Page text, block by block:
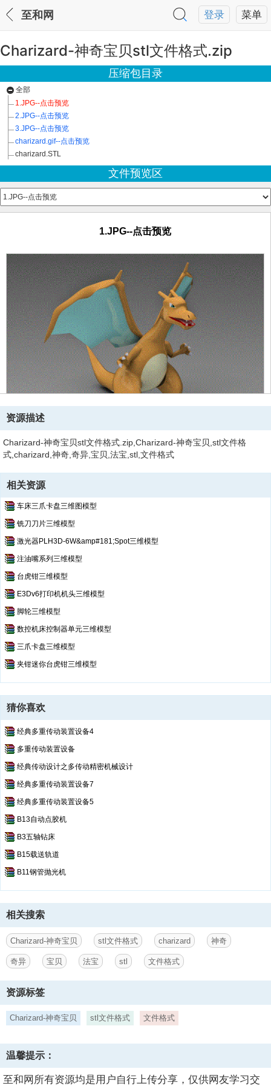
菜单
登录
至和网
Charizard-神奇宝贝stl文件格式.zip
压缩包目录
全部
1.JPG--点击预览
2.JPG--点击预览
3.JPG--点击预览
charizard.gif--点击预览
charizard.STL
文件预览区
1.JPG--点击预览
资源描述
Charizard-神奇宝贝stl文件格式.zip,Charizard-神奇宝贝,stl文件格
式,charizard,神奇,奇异,宝贝,法宝,stl,文件格式
相关资源
车床三爪卡盘三维图模型
铣刀刀片三维模型
激光器PLH3D-6W&amp#181;Spot三维模型
注油嘴系列三维模型
台虎钳三维模型
E3Dv6打印机机头三维模型
脚轮三维模型
数控机床控制器单元三维模型
三爪卡盘三维模型
夹钳迷你台虎钳三维模型
猜你喜欢
经典多重传动装置设备4
多重传动装置设备
经典传动设计之多传动精密机械设计
经典多重传动装置设备7
经典多重传动装置设备5
B13自动点胶机
B3五轴钻床
B15载送轨道
B11钢管抛光机
相关搜索
Charizard-神奇宝贝 stl文件格式 charizard 神奇
奇异 宝贝 法宝 stl 文件格式
资源标签
Charizard-神奇宝贝 stl文件格式 文件格式
温馨提示：
至和网所有资源均是用户自行上传分享，仅供网友学习交